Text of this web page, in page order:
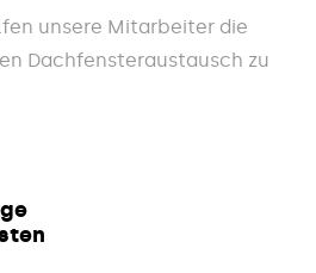
unsere Mitarbeiter die
Dachfensteraustausch zu